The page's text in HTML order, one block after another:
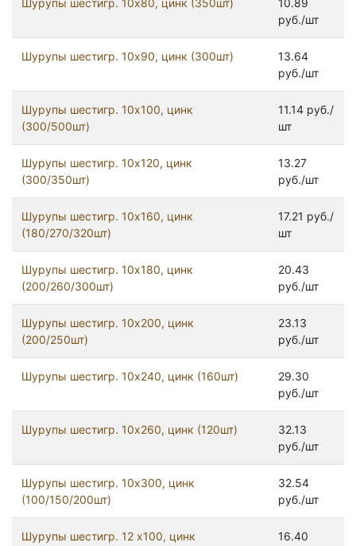
руб./шт
Шурупы шестигр. 10x90, цинк (300шт)
13.64
руб./шт
Шурупы шестигр. 10х100, цинк
(300/500шт)
11.14 руб./
шт
Шурупы шестигр. 10х120, цинк
(300/350шт)
13.27
руб./шт
Шурупы шестигр. 10х160, цинк
(180/270/320шт)
17.21 руб./
шт
Шурупы шестигр. 10х180, цинк
(200/260/300шт)
20.43
руб./шт
Шурупы шестигр. 10х200, цинк
(200/250шт)
23.13
руб./шт
Шурупы шестигр. 10х240, цинк (160шт)
29.30
руб./шт
Шурупы шестигр. 10х260, цинк (120шт)
32.13
руб./шт
Шурупы шестигр. 10х300, цинк
(100/150/200шт)
32.54
руб./шт
Шурупы шестигр. 12 х100, цинк
16.40